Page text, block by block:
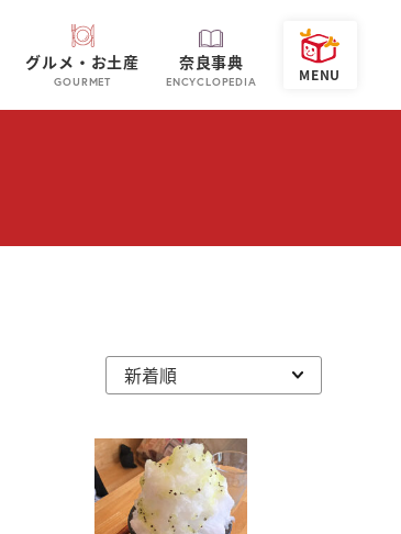
グルメ・お土産
GOURMET
奈良事典
ENCYCLOPEDIA